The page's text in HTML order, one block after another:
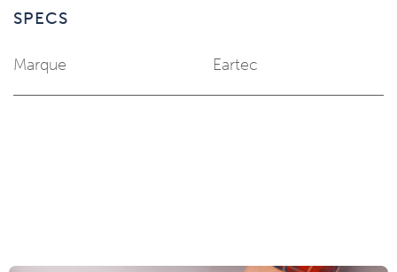
SPECS
Marque Eartec